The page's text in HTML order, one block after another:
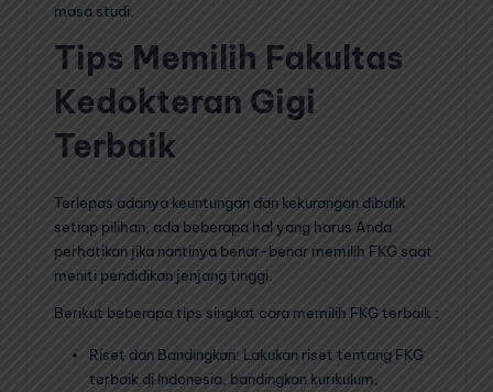
masa studi.
Tips Memilih Fakultas
Kedokteran Gigi
Terbaik
Terlepas adanya keuntungan dan kekurangan dibalik
setiap pilihan, ada beberapa hal yang harus Anda
perhatikan jika nantinya benar-benar memilih FKG saat
meniti pendidikan jenjang tinggi.
Berikut beberapa tips singkat cara memilih FKG terbaik :
Riset dan Bandingkan: Lakukan riset tentang FKG
terbaik di Indonesia, bandingkan kurikulum,